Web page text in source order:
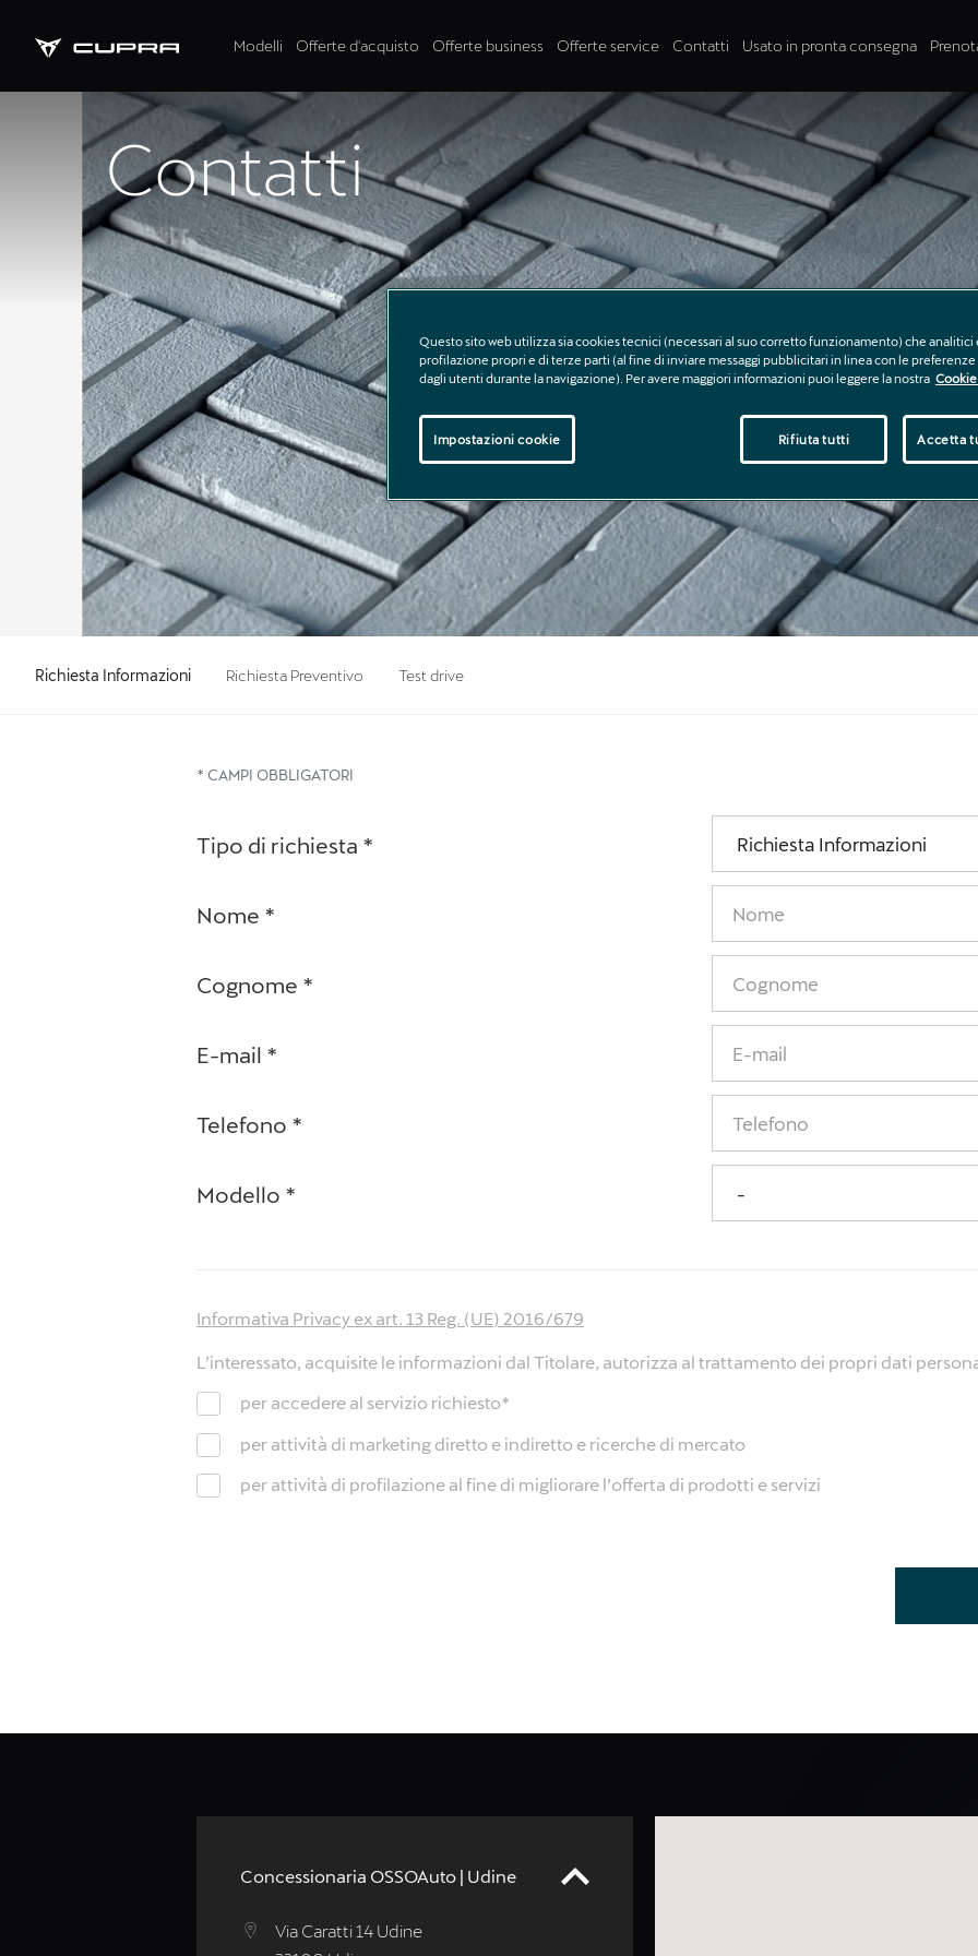
Modelli Offerte d'acquisto Offerte business Offerte service Contatti Usato in pronta consegna
Contatti
Richiesta Informazioni Richiesta Preventivo Test drive
* CAMPI OBBLIGATORI
Tipo di richiesta *
Nome *
Cognome *
E-mail *
Telefono *
Modello *
Informativa Privacy ex art. 13 Reg. (UE) 2016/679
L’interessato, acquisite le informazioni dal Titolare, autorizza al trattamento dei propri dati
per accedere al servizio richiesto*
per attività di marketing diretto e indiretto e ricerche di mercato
per attività di profilazione al fine di migliorare l’offerta di prodotti e servizi
Concessionaria OSSOAuto | Udine
Via Caratti 14 Udine
Questo sito web utilizza sia cookies tecnici (necessari al suo corretto funzionamento) che analitici
profilazione propri e di terze parti (al fine di inviare messaggi pubblicitari in linea con le
dagli utenti durante la navigazione). Per avere maggiori informazioni puoi leggere la nostra
Rifiuta tutti Accetta
Impostazioni cookie